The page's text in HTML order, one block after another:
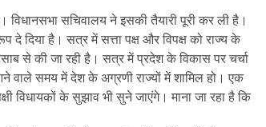
विधानसभा सचिवालय ने इसकी तैयारी पूरी कर ली है।
दे दिया है। सत्र में सत्ता पक्ष और विपक्ष को राज्य के
से की जा रही है। सत्र में प्रदेश के विकास पर चर्चा
वाले समय में देश के अग्रणी राज्यों में शामिल हो। एक
विधायकों के सुझाव भी सुने जाएंगे। माना जा रहा है कि